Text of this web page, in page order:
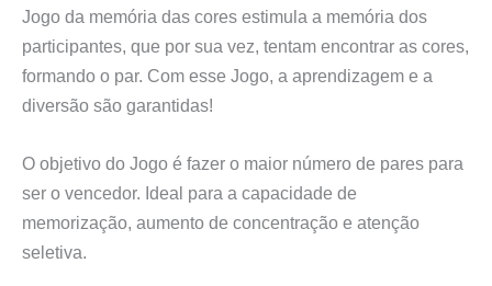
Jogo da memória das cores estimula a memória dos
participantes, que por sua vez, tentam encontrar as cores,
formando o par. Com esse Jogo, a aprendizagem e a
diversão são garantidas!
O objetivo do Jogo é fazer o maior número de pares para
ser o vencedor. Ideal para a capacidade de
memorização, aumento de concentração e atenção
seletiva.